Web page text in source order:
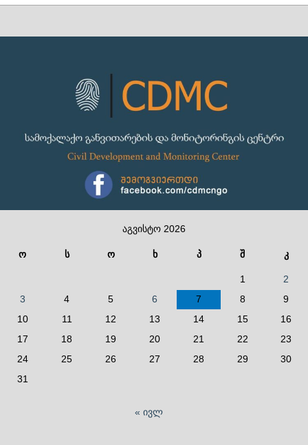
აგვისტო 2026
ო ს ო ხ პ შ კ
1
2
3
4 5 6 7 8
9
10
11 12 13 14 15
16
17
18 19 20 21 22
23
24
25 26 27 28 29
30
31
« ივლ